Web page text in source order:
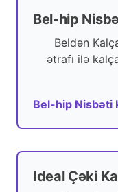
Bel-hip
Beldən
ətrafı ilə
Bel-hip Nisbəti
Ideal Çəki